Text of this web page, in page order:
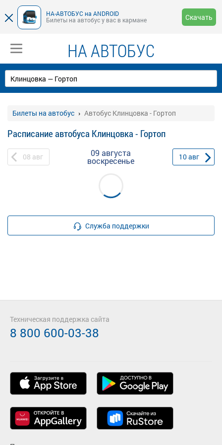
НА-АВТОБУС на ANDROID
Билеты на автобус у вас в кармане
Скачать
НА АВТОБУС
Билеты на автобус Автобус Клинцовка - Гортоп
Расписание автобуса Клинцовка - Гортоп
08 авг 09 августа
воскресенье 10авг
Служба поддержки
Техническая поддержка сайта
8 800 600-03-38